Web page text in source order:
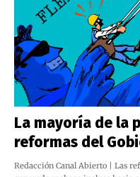
La mayoría de la
reformas del
Redacción Canal Abierto | Las